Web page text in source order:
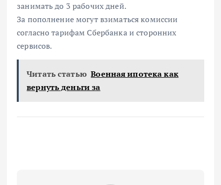
занимать до 3 рабочих дней.
За пополнение могут взиматься комиссии
согласно тарифам Сбербанка и сторонних
сервисов.
Читать статью Военная ипотека как
вернуть деньги за